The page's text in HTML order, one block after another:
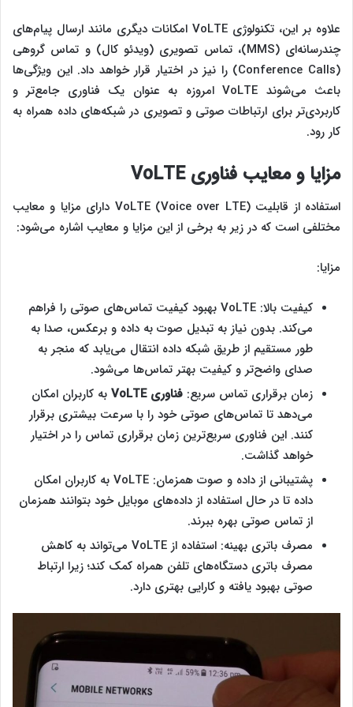
علاوه بر این، تکنولوژی VoLTE امکانات دیگری مانند ارسال پیام‌های
چندرسانه‌ای (MMS)، تماس تصویری (ویدئو کال) و تماس گروهی
(Conference Calls) را نیز در اختیار قرار خواهد داد. این ویژگی‌ها
باعث می‌شوند VoLTE امروزه به عنوان یک فناوری جامع‌تر و
کاربردی‌تر برای ارتباطات صوتی و تصویری در شبکه‌های داده همراه به
کار رود.
مزایا و معایب فناوریVoLTE
استفاده از قابلیت VoLTE (Voice over LTE) دارای مزایا و معایب
مختلفی است که در زیر به برخی از این مزایا و معایب اشاره می‌شود:
مزایا:
کیفیت بالا: VoLTE بهبود کیفیت تماس‌های صوتی را فراهم
می‌کند. بدون نیاز به تبدیل صوت به داده و برعکس، صدا به
طور مستقیم از طریق شبکه داده انتقال می‌یابد که منجر به
صدای واضح‌تر و کیفیت بهتر تماس‌ها می‌شود.
زمان برقراری تماس سریع: فناوریVoLTE به کاربران امکان
می‌دهد تا تماس‌های صوتی خود را با سرعت بیشتری برقرار
کنند. این فناوری سریع‌ترین زمان برقراری تماس را در اختیار
خواهد گذاشت.
پشتیبانی از داده و صوت همزمان: VoLTE به کاربران امکان
داده تا در حال استفاده از داده‌های موبایل خود بتوانند همزمان
از تماس صوتی بهره ببرند.
مصرف باتری بهینه: استفاده از VoLTE می‌تواند به کاهش
مصرف باتری دستگاه‌های تلفن همراه کمک کند؛ زیرا ارتباط
صوتی بهبود یافته و کارایی بهتری دارد.